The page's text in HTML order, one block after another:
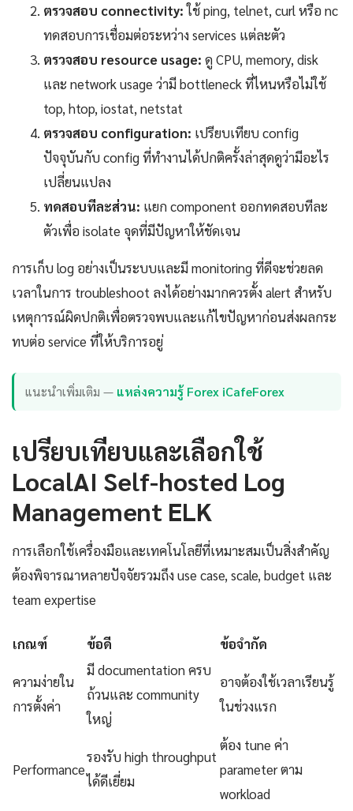
ตรวจสอบ connectivity:ใช้ ping, telnet, curl หรือ nc
ทดสอบการเชื่อมต่อระหว่าง services แต่ละตัว
ตรวจสอบ resource usage: ดู CPU, memory, disk
และ network usage ว่ามี bottleneck ที่ไหนหรือไม่ใช้
top, htop, iostat, netstat
ตรวจสอบ configuration: เปรียบเทียบ config
ปัจจุบันกับ config ที่ทำงานได้ปกติครั้งล่าสุดดูว่ามีอะไร
เปลี่ยนแปลง
ทดสอบทีละส่วน: แยก component ออกทดสอบทีละ
ตัวเพื่อ isolate จุดที่มีปัญหาให้ชัดเจน
การเก็บ log อย่างเป็นระบบและมี monitoring ที่ดีจะช่วยลด
เวลาในการ troubleshoot ลงได้อย่างมากควรตั้ง alert สำหรับ
เหตุการณ์ผิดปกติเพื่อตรวจพบและแก้ไขปัญหาก่อนส่งผลกระ
ทบต่อ service ที่ให้บริการอยู่
แนะนำเพิ่มเติม — แหล่งความรู้ Forex iCafeForex
เปรียบเทียบและเลือกใช้
LocalAI Self-hosted Log
Management ELK
การเลือกใช้เครื่องมือและเทคโนโลยีที่เหมาะสมเป็นสิ่งสำคัญ
ต้องพิจารณาหลายปัจจัยรวมถึง use case, scale, budget และ
team expertise
เกณฑ์ ข้อดี ข้อจำกัด
ความง่ายใน
การตั้งค่า
มี documentation ครบ
ถ้วนและ community
ใหญ่
อาจต้องใช้เวลาเรียนรู้
ในช่วงแรก
Performance
รองรับ high throughput
ได้ดีเยี่ยม
ต้อง tune ค่า
parameter ตาม
workload